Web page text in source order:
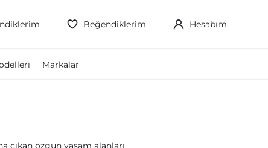
Beğendiklerim Hesabım
Markalar
çıkan özgün yaşam alanları.